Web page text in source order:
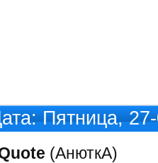
Пятница,
(АнюткA)